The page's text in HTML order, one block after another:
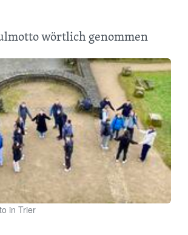
wörtlich genommen
in Trier